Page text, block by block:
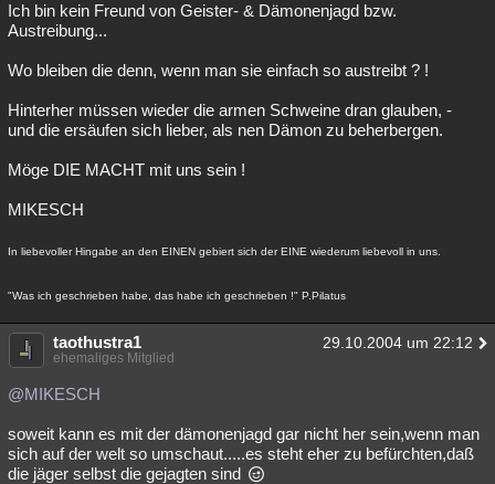
Ich bin kein Freund von Geister- & Dämonenjagd bzw.
Austreibung...
Wo bleiben die denn, wenn man sie einfach so austreibt ? !
Hinterher müssen wieder die armen Schweine dran glauben, -
und die ersäufen sich lieber, als nen Dämon zu beherbergen.
Möge DIE MACHT mit uns sein !
MIKESCH
In liebevoller Hingabe an den EINEN gebiert sich der EINE wiederum liebevoll in uns.
"Was ich geschrieben habe, das habe ich geschrieben !" P.Pilatus
taothustra1 29.10.2004 um 22:12
ehemaliges Mitglied
@MIKESCH
soweit kann es mit der dämonenjagd gar nicht her sein,wenn man
sich auf der welt so umschaut.....es steht eher zu befürchten,daß
die jäger selbst die gejagten sind